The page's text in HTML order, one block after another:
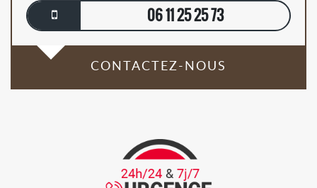
06 11 25 25 73
CONTACTEZ-NOUS